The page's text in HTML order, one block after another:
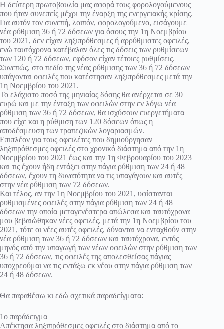
Η δεύτερη πρωτοβουλία μας αφορά τους φορολογούμενους
που ήταν συνεπείς μέχρι την έναρξη της ενεργειακής κρίσης.
Για αυτόν τον συνεπή, λοιπόν, φορολογούμενο, εισάγουμε
νέα ρύθμιση 36 ή 72 δόσεων για όσους την 1η Νοεμβρίου
του 2021, δεν είχαν ληξιπρόθεσμες ή αρρύθμιστες οφειλές,
ενώ ταυτόχρονα κατέβαλαν όλες τις δόσεις των ρυθμίσεων
των 120 ή 72 δόσεων, εφόσον είχαν τέτοιες ρυθμίσεις.
Συνεπώς, στο πεδίο της νέας ρύθμισης των 36 ή 72 δόσεων
υπάγονται οφειλές που κατέστησαν ληξιπρόθεσμες μετά την
1η Νοεμβρίου του 2021.
Το ελάχιστο ποσό της μηνιαίας δόσης θα ανέρχεται σε 30
ευρώ και με την ένταξη των οφειλών στην εν λόγω νέα
ρύθμιση των 36 ή 72 δόσεων, θα ισχύσουν ευεργετήματα
που είχε και η ρύθμιση των 120 δόσεων όπως η
αποδέσμευση των τραπεζικών λογαριασμών.
Επιπλέον για τους οφειλέτες που δημιούργησαν
ληξιπρόθεσμες οφειλές στο χρονικό διάστημα από την 1η
Νοεμβρίου του 2021 έως και την 1η Φεβρουαρίου του 2023
και τις έχουν ήδη εντάξει στην πάγια ρύθμιση των 24 ή 48
δόσεων, έχουν τη δυνατότητα να τις υπαγάγουν και αυτές
στην νέα ρύθμιση των 72 δόσεων.
Και τέλος, αν την 1η Νοεμβρίου του 2021, υφίστανται
ρυθμισμένες οφειλές στην πάγια ρύθμιση των 24 ή 48
δόσεων την οποία μεταγενέστερα απώλεσα και ταυτόχρονα
μου βεβαιώθηκαν νέες οφειλές, μετά την 1η Νοεμβρίου του
2021, τότε οι νέες αυτές οφειλές, δύνανται να ενταχθούν στην
νέα ρύθμιση των 36 ή 72 δόσεων και ταυτόχρονα, εντός
μηνός από την υπαγωγή των νέων οφειλών στην ρύθμιση των
36 ή 72 δόσεων, τις οφειλές της απολεσθείσας πάγιας
υποχρεούμαι να τις εντάξω εκ νέου στην πάγια ρύθμιση των
24 ή 48 δόσεων.
Θα παραθέσω κι εδώ σχετικά παραδείγματα:
1ο παράδειγμα
Απέκτησα ληξιπρόθεσμες οφειλές στο διάστημα από το